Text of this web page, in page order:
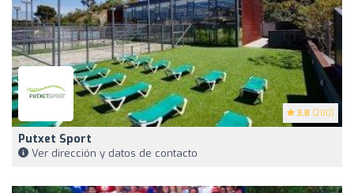
3.8 (200)
Putxet Sport
Ver dirección y datos de contacto